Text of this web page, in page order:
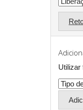
Utilizar